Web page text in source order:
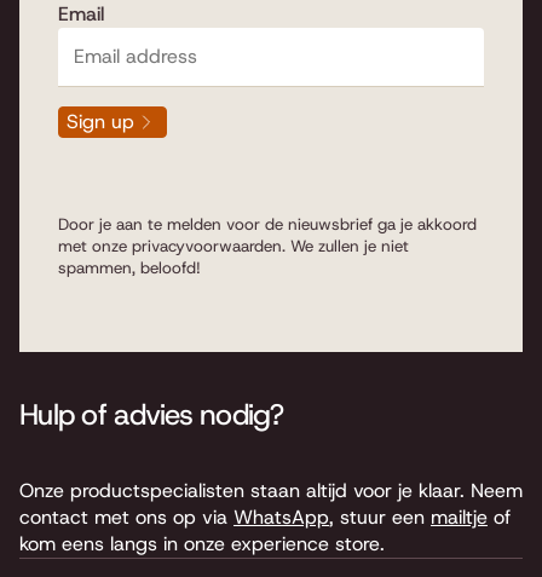
Email
Sign up
Door je aan te melden voor de nieuwsbrief ga je akkoord
met onze privacyvoorwaarden. We zullen je niet
spammen, beloofd!
Hulp of advies nodig?
Onze productspecialisten staan altijd voor je klaar. Neem
contact met ons op via WhatsApp, stuur een mailtje of
kom eens langs in onze experience store.